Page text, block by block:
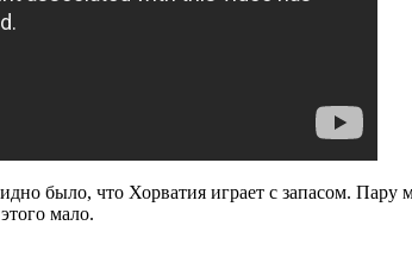
было, что Хорватия играет с запасом.
мало.